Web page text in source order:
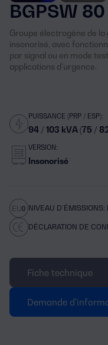
BGPSW 80
Groupe électrogène de
insonorisé, avec
par signal ou en mode
applications d'urgence.
PUISSANCE (PRP / ESP):
94 / 103 kVA (75 /
VERSION:
Insonorisé
NIVEAU D’ÉMISSIONS:
DÉCLARATION DE
Fiche technique
Demande